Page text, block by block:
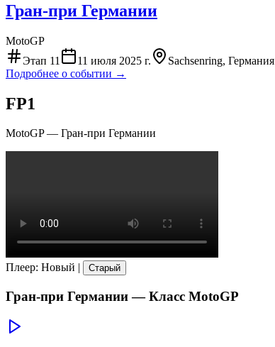
Гран-при Германии
MotoGP
Этап 11 11 июля 2025 г.
Sachsenring, Германия
Подробнее о событии →
FP1
MotoGP— Гран-при Германии
Плеер: Новый | Старый
Гран-при Германии— Класс MotoGP